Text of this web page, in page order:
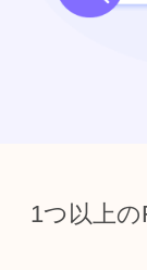
1つ以上